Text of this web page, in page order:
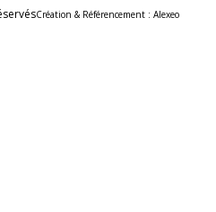
Création & Référencement : Alexeo